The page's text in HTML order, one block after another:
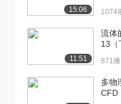
性质及过程 主...
[20] 第二讲 实际气体热力
性质及过程 主...
15:06 1074
11:51
流体
13（
871
多物
CFD